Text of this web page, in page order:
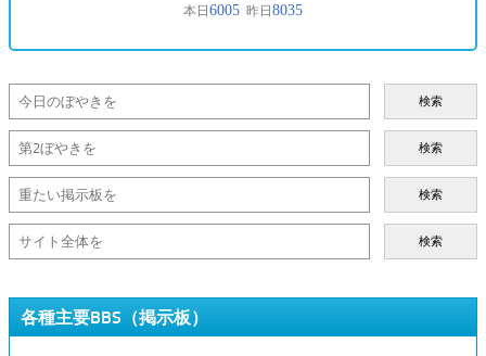
検索
検索
検索
検索
各種主要BBS（掲示板）